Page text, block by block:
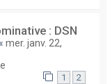
: DSN
« mer. janv. 22,
1 2